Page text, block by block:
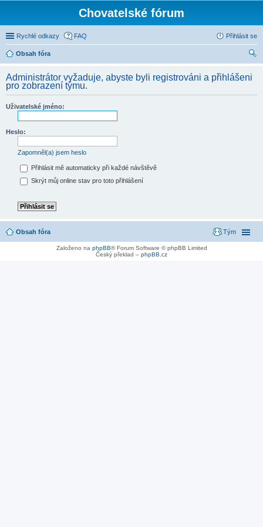
Chovatelské fórum
Rychlé odkazy FAQ Přihlásit se
Obsah fóra
Administrátor vyžaduje, abyste byli registrováni a přihlášeni
pro zobrazení týmu.
Uživatelské jméno:
Heslo:
Zapomněl(a) jsem heslo
Přihlásit mě automaticky při každé návštěvě
Skrýt můj online stav pro toto přihlášení
Obsah fóra Tým
Založeno na phpBB® Forum Software © phpBB Limited
Český překlad – phpBB.cz